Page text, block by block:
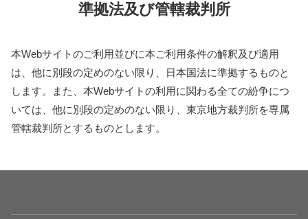
準拠法及び管轄裁判所
本Webサイトのご利用並びに本ご利用条件の解釈及び適用
は、他に別段の定めのない限り、日本国法に準拠するものと
します。また、本Webサイトの利用に関わる全ての紛争につ
いては、他に別段の定めのない限り、東京地方裁判所を専属
管轄裁判所とするものとします。